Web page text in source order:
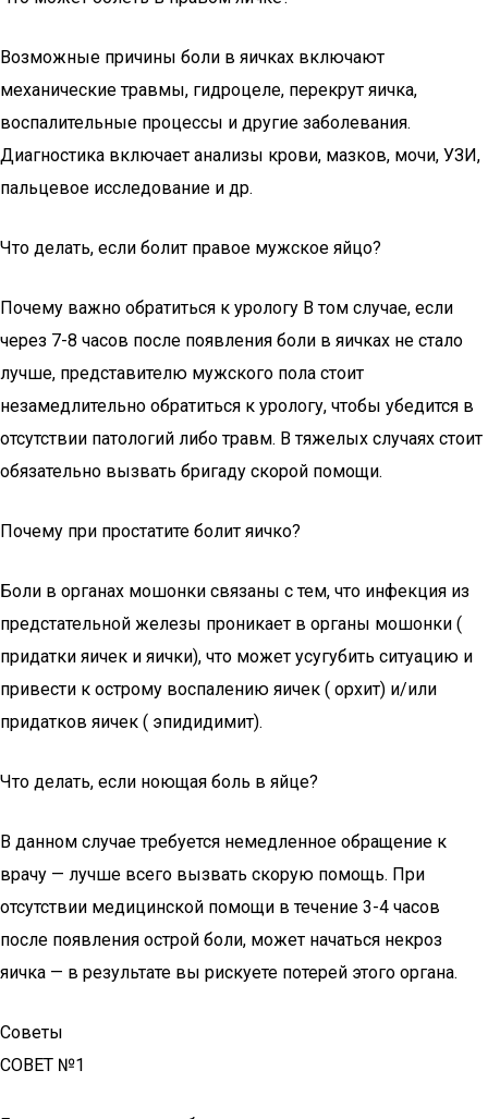
Возможные причины боли в яичках включают
механические травмы, гидроцеле, перекрут яичка,
воспалительные процессы и другие заболевания.
Диагностика включает анализы крови, мазков, мочи, УЗИ,
пальцевое исследование и др.
Что делать, если болит правое мужское яйцо?
Почему важно обратиться к урологу В том случае, если
через 7-8 часов после появления боли в яичках не стало
лучше, представителю мужского пола стоит
незамедлительно обратиться к урологу, чтобы убедится в
отсутствии патологий либо травм. В тяжелых случаях стоит
обязательно вызвать бригаду скорой помощи.
Почему при простатите болит яичко?
Боли в органах мошонки связаны с тем, что инфекция из
предстательной железы проникает в органы мошонки (
придатки яичек и яички), что может усугубить ситуацию и
привести к острому воспалению яичек ( орхит) и/или
придатков яичек ( эпидидимит).
Что делать, если ноющая боль в яйце?
В данном случае требуется немедленное обращение к
врачу — лучше всего вызвать скорую помощь. При
отсутствии медицинской помощи в течение 3-4 часов
после появления острой боли, может начаться некроз
яичка — в результате вы рискуете потерей этого органа.
Советы
СОВЕТ №1